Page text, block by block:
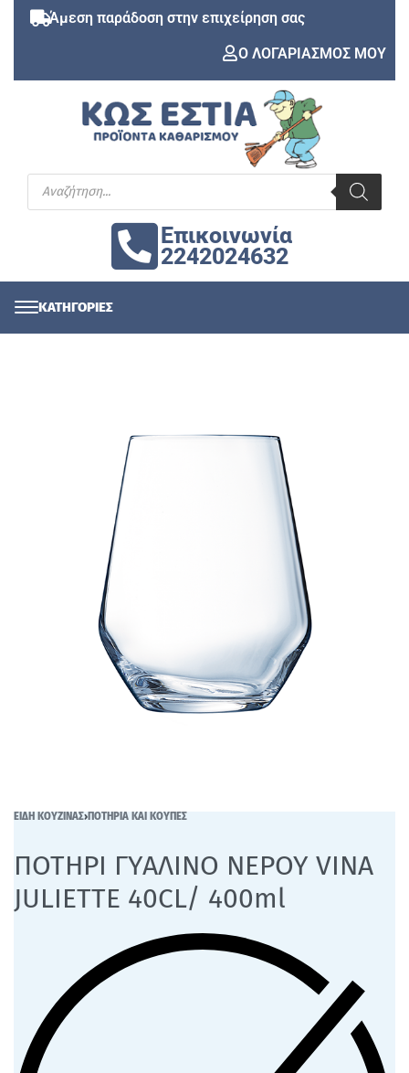
Άμεση παράδοση στην επιχείρηση σας
Ο ΛΟΓΑΡΙΑΣΜΟΣ ΜΟΥ
Επικοινωνία
2242024632
ΕΙΔΗ ΚΟΥΖΙΝΑΣ›ΠΟΤΗΡΙΑ ΚΑΙ ΚΟΥΠΕΣ
ΠΟΤΗΡΙ ΓΥΑΛΙΝΟ ΝΕΡΟΥ VINA
JULIETTE 40CL/ 400ml